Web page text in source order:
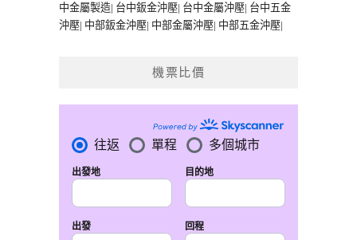
中金屬製造| 台中鈑金沖壓| 台中金屬沖壓| 台中五金
沖壓| 中部鈑金沖壓| 中部金屬沖壓| 中部五金沖壓|
機票比價